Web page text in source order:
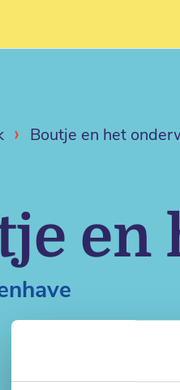
› Boutje en het